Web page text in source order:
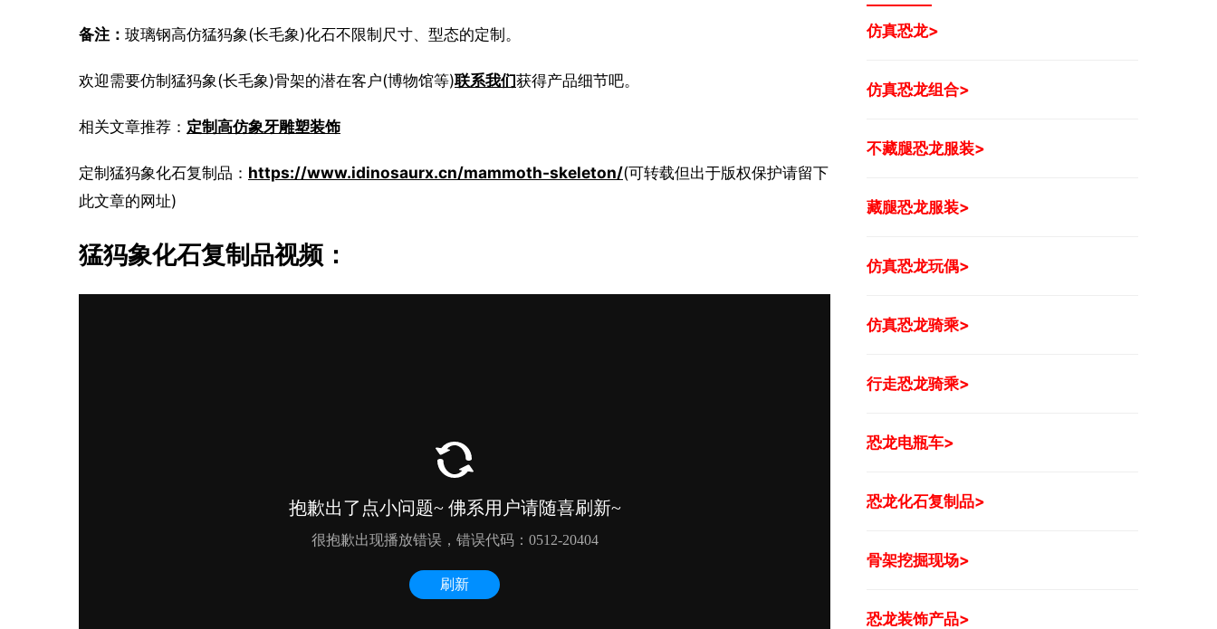
备注： 玻璃钢高仿猛犸象(长毛象)化石不限制尺寸、型态的定制。
欢迎需要仿制猛犸象(长毛象)骨架的潜在客户(博物馆等)联系我们获得产品细节吧。
相关文章推荐： 定制高仿象牙雕塑装饰
定制猛犸象化石复制品： https://www.idinosaurx.cn/mammoth-skeleton/(可转载但出于版权保护请留下
此文章的网址)
猛犸象化石复制品视频：
仿真恐龙>
仿真恐龙组合>
不藏腿恐龙服装>
藏腿恐龙服装>
仿真恐龙玩偶>
仿真恐龙骑乘>
行走恐龙骑乘>
恐龙电瓶车>
恐龙化石复制品>
骨架挖掘现场>
恐龙装饰产品>